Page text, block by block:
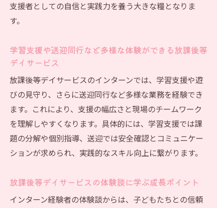
支援者としての自信と実践力を養う大きな糧となりま
す。
学習支援や送迎同行など多様な体験ができる放課後等
デイサービス
放課後等デイサービスのインターンでは、学習支援や遊
びの見守り、さらに送迎同行など多様な業務を経験でき
ます。これにより、支援の幅広さと現場のチームワーク
を理解しやすくなります。具体的には、学習支援では課
題の分解や個別指導、送迎では安全確認とコミュニケー
ションが求められ、実践的なスキル向上に繋がります。
放課後等デイサービスの体験談に学ぶ成長ポイント
インターン経験者の体験談からは、子どもたちとの信頼